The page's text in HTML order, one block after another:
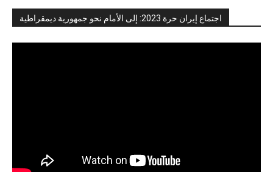
اجتماع إيران حرة 2023: إلى الأمام نحو جمهورية ديمقراطية